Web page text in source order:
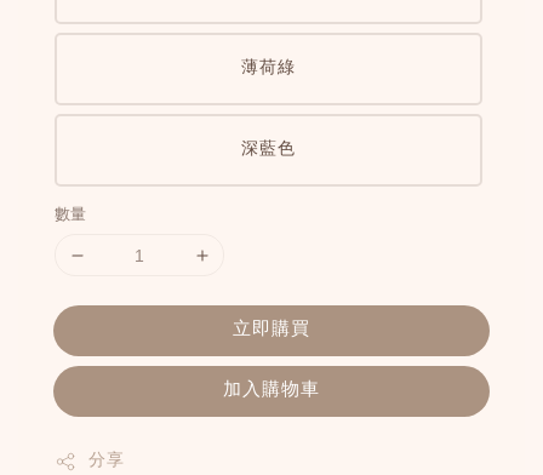
薄荷綠
深藍色
數量
立即購買
加入購物車
分享